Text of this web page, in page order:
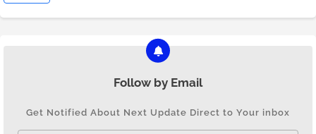
Follow by Email
Get Notified About Next Update Direct to Your inbox